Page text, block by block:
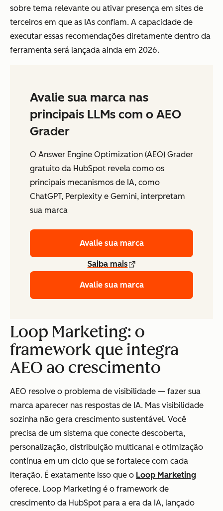
sobre tema relevante ou ativar presença em sites de
terceiros em que as IAs confiam. A capacidade de
executar essas recomendações diretamente dentro da
ferramenta será lançada ainda em 2026.
Avalie sua marca nas
principais LLMs com o AEO
Grader
O Answer Engine Optimization (AEO) Grader
gratuito da HubSpot revela como os
principais mecanismos de IA, como
ChatGPT, Perplexity e Gemini, interpretam
sua marca
Avalie sua marca
Saiba mais
Avalie sua marca
Loop Marketing: o
framework que integra
AEO ao crescimento
AEO resolve o problema de visibilidade — fazer sua
marca aparecer nas respostas de IA. Mas visibilidade
sozinha não gera crescimento sustentável. Você
precisa de um sistema que conecte descoberta,
personalização, distribuição multicanal e otimização
contínua em um ciclo que se fortalece com cada
iteração. É exatamente isso que o Loop Marketing
oferece. Loop Marketing é o framework de
crescimento da HubSpot para a era da IA, lançado